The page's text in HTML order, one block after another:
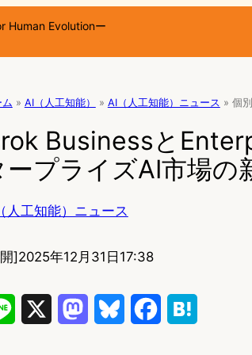
Human Evolutionー
ム » AI（人工知能） » AI（人工知能）ニュース » 個
Businessと
ープライズAI市場の
人工知能）ニュース
]2025年12月31日17:38